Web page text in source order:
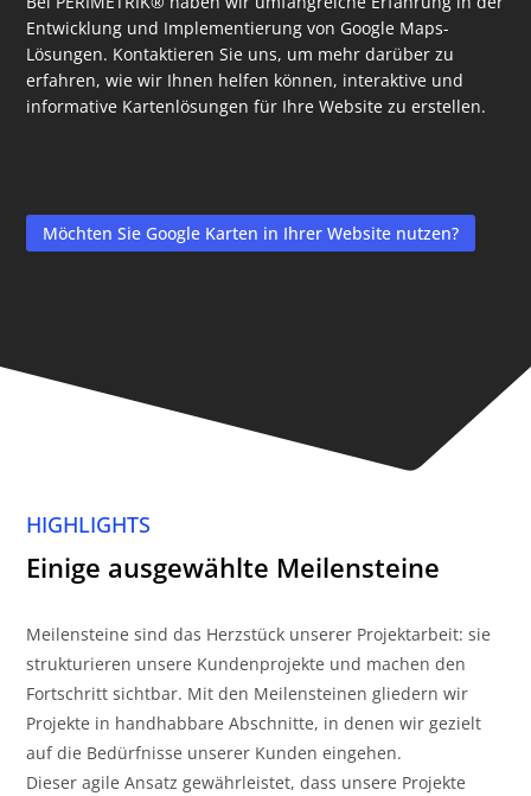
Entwicklung und Implementierung von Google Maps-
Lösungen. Kontaktieren Sie uns, um mehr darüber zu
erfahren, wie wir Ihnen helfen können, interaktive und
informative Kartenlösungen für Ihre Website zu erstellen.
Möchten Sie Google Karten in Ihrer Website nutzen?
HIGHLIGHTS
Einige ausgewählte Meilensteine
Meilensteine sind das Herzstück unserer Projektarbeit: sie
strukturieren unsere Kundenprojekte und machen den
Fortschritt sichtbar. Mit den Meilensteinen gliedern wir
Projekte in handhabbare Abschnitte, in denen wir gezielt
auf die Bedürfnisse unserer Kunden eingehen.
Dieser agile Ansatz gewährleistet, dass unsere Projekte